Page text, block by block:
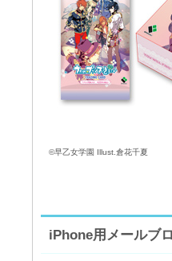
©早乙女学園 Illust.倉花千夏
iPhone用メールブ